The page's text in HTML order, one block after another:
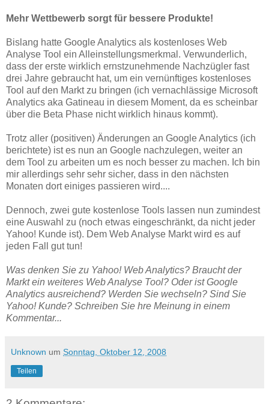
Mehr Wettbewerb sorgt für bessere Produkte!
Bislang hatte Google Analytics als kostenloses Web
Analyse Tool ein Alleinstellungsmerkmal. Verwunderlich,
dass der erste wirklich ernstzunehmende Nachzügler fast
drei Jahre gebraucht hat, um ein vernünftiges kostenloses
Tool auf den Markt zu bringen (ich vernachlässige Microsoft
Analytics aka Gatineau in diesem Moment, da es scheinbar
über die Beta Phase nicht wirklich hinaus kommt).
Trotz aller (positiven) Änderungen an Google Analytics (ich
berichtete) ist es nun an Google nachzulegen, weiter an
dem Tool zu arbeiten um es noch besser zu machen. Ich bin
mir allerdings sehr sehr sicher, dass in den nächsten
Monaten dort einiges passieren wird....
Dennoch, zwei gute kostenlose Tools lassen nun zumindest
eine Auswahl zu (noch etwas eingeschränkt, da nicht jeder
Yahoo! Kunde ist). Dem Web Analyse Markt wird es auf
jeden Fall gut tun!
Was denken Sie zu Yahoo! Web Analytics? Braucht der
Markt ein weiteres Web Analyse Tool? Oder ist Google
Analytics ausreichend? Werden Sie wechseln? Sind Sie
Yahoo! Kunde? Schreiben Sie hre Meinung in einem
Kommentar...
Unknown um Sonntag, Oktober 12, 2008
Teilen